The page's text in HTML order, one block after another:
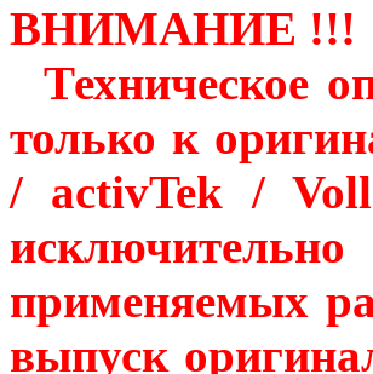
ВНИМАНИЕ !!!
Техническое
только к
/ activTek /
применяемых
выпуск